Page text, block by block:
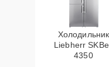
Холодильник
Liebherr
4350